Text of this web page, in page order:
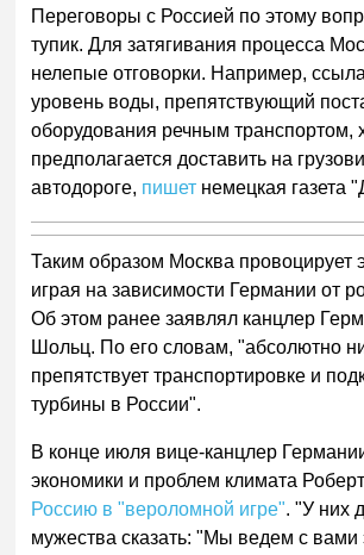
Переговоры с Россией по этому
тупик. Для затягивания процесса
нелепые отговорки. Например,
уровень воды, препятствующий
оборудования речным транспортом,
предполагается доставить на
автодороге, пишет немецкая газета
Таким образом Москва провоцирует
играя на зависимости Германии от
Об этом ранее заявлял канцлер
Шольц. По его словам, "абсолютно
препятствует транспортировке и
турбины в России".
В конце июля вице-канцлер
экономики и проблем климата
Россию в "вероломной игре". "У них
мужества сказать: "Мы ведем с вами